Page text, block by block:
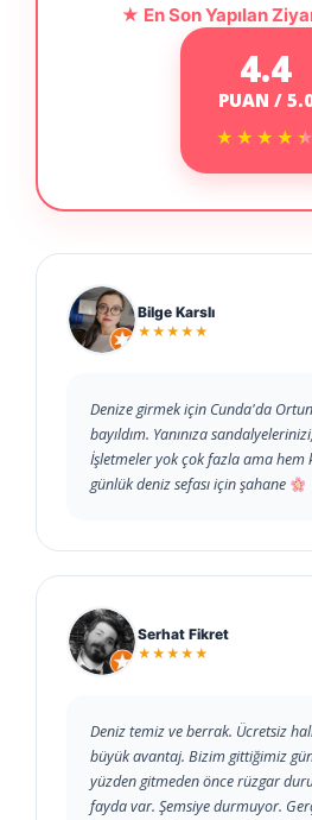
★ En Son Yapılan
4.4
PUAN /
★★★★★
★★★★★
Bilge Karslı
★★★★★
Denize girmek için Cunda'da
bayıldım. Yanınıza
İşletmeler yok çok fazla ama hem
günlük deniz sefası için şahane
Serhat Fikret
★★★★★
Deniz temiz ve berrak. Ücretsiz
büyük avantaj. Bizim gittiğimiz
yüzden gitmeden önce rüzgar
fayda var. Şemsiye durmuyor.